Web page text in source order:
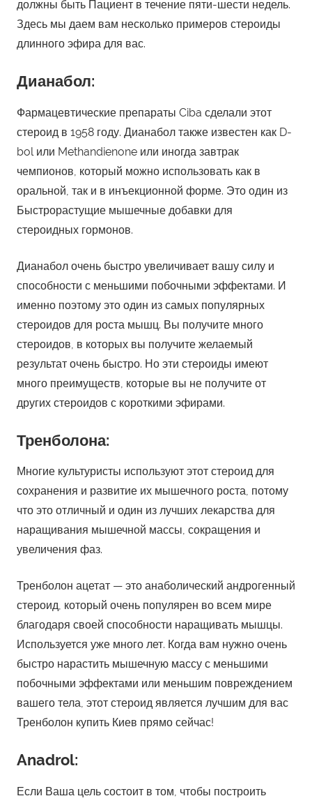
должны быть Пациент в течение пяти-шести недель.
Здесь мы даем вам несколько примеров стероиды
длинного эфира для вас.
Дианабол:
Фармацевтические препараты Ciba сделали этот
стероид в 1958 году. Дианабол также известен как D-
bol или Methandienone или иногда завтрак
чемпионов, который можно использовать как в
оральной, так и в инъекционной форме. Это один из
Быстрорастущие мышечные добавки для
стероидных гормонов.
Дианабол очень быстро увеличивает вашу силу и
способности с меньшими побочными эффектами. И
именно поэтому это один из самых популярных
стероидов для роста мышц. Вы получите много
стероидов, в которых вы получите желаемый
результат очень быстро. Но эти стероиды имеют
много преимуществ, которые вы не получите от
других стероидов с короткими эфирами.
Тренболона:
Многие культуристы используют этот стероид для
сохранения и развитие их мышечного роста, потому
что это отличный и один из лучших лекарства для
наращивания мышечной массы, сокращения и
увеличения фаз.
Тренболон ацетат — это анаболический андрогенный
стероид, который очень популярен во всем мире
благодаря своей способности наращивать мышцы.
Используется уже много лет. Когда вам нужно очень
быстро нарастить мышечную массу с меньшими
побочными эффектами или меньшим повреждением
вашего тела, этот стероид является лучшим для вас
Тренболон купить Киев прямо сейчас!
Anadrol:
Если Ваша цель состоит в том, чтобы построить